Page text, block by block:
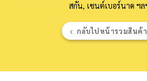
สกัน, เซนต์เบอร์นาด ฯล
กลับไปหน้ารวมสินค้า